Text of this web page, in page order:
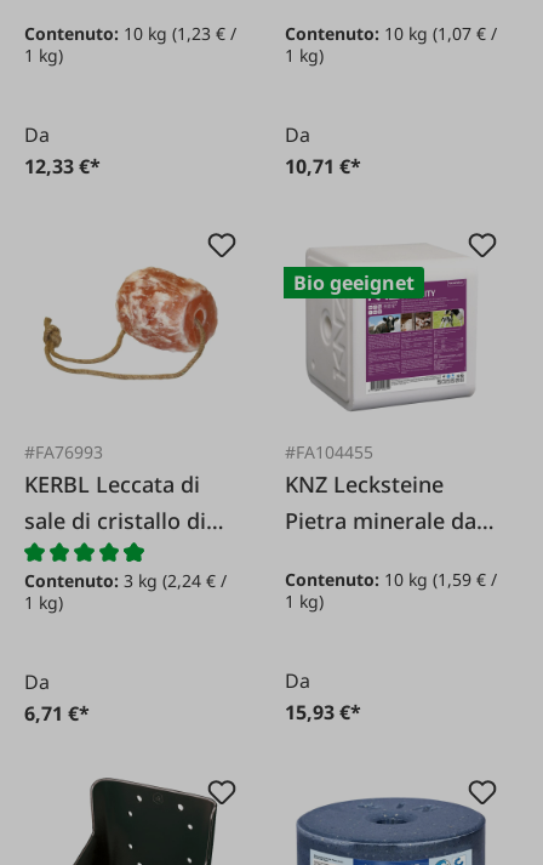
Contenuto: 10 kg (1,23 € /
1 kg)
Da
12,33 €*
Contenuto: 10 kg(1,07 € /
1 kg)
Da
10,71 €*
#FA76993
KERBL Leccata di
sale di cristallo di
rocca
Contenuto: 3 kg (2,24 € /
1 kg)
Da
6,71 €*
Bio geeignet
#FA104455
KNZ Lecksteine
Pietra minerale da
10 kg
Contenuto: 10 kg(1,59 € /
1 kg)
Da
15,93 €*